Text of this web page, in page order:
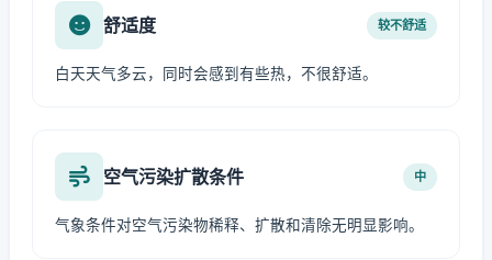
舒适度 较不舒适
白天天气多云，同时会感到有些热，不很舒适。
空气污染扩散条件 中
气象条件对空气污染物稀释、扩散和清除无明显影响。